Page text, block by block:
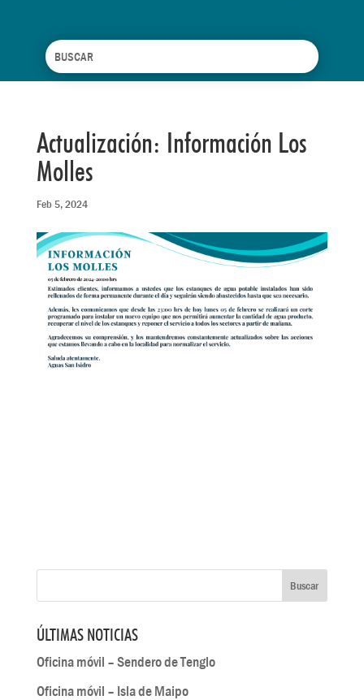
Actualización: Información Los
Molles
Feb 5, 2024
ÚLTIMAS NOTICIAS
Oficina móvil – Sendero de Tenglo
Oficina móvil – Isla de Maipo